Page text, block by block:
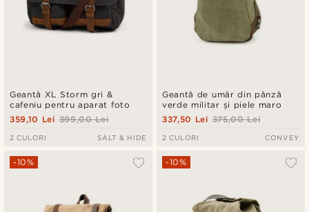
Geantă XL Storm gri &
cafeniu pentru aparat foto
399,00 Lei
359,10 Lei
2 CULORI SALT & HIDE
Geantă de umăr din pânză
verde militar și piele maro
375,00 Lei
337,50 Lei
2 CULORI CONVEY
-10% -10%